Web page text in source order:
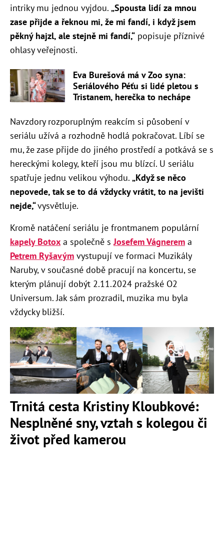
intriky mu jednou vyjdou. „Spousta lidí za mnou
zase přijde a řeknou mi, že mi fandí, i když jsem
pěkný hajzl, ale stejně mi fandí,“ popisuje příznivé
ohlasy veřejnosti.
Eva Burešová má v Zoo syna:
Seriálového Péťu si lidé pletou s
Tristanem, herečka to nechápe
Navzdory rozporuplným reakcím si působení v
seriálu užívá a rozhodně hodlá pokračovat. Líbí se
mu, že zase přijde do jiného prostředí a potkává se s
hereckými kolegy, kteří jsou mu blízcí. U seriálu
spatřuje jednu velikou výhodu. „Když se něco
nepovede, tak se to dá vždycky vrátit, to na jevišti
nejde,“vysvětluje.
Kromě natáčení seriálu je frontmanem populární
kapely Botox a společně sJosefem Vágnerem a
Petrem Ryšavým vystupují ve formaci Muzikály
Naruby, v současné době pracují na koncertu, se
kterým plánují dobýt 2.11.2024 pražské O2
Universum. Jak sám prozradil, muzika mu byla
vždycky bližší.
Trnitá cesta Kristiny Kloubkové:
Nesplněné sny, vztah s kolegou či
život před kamerou